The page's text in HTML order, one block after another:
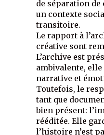
de séparation
un contexte
transitoire.
Le rapport à
créative sont
L’archive est
ambivalente, elle
narrative et
Toutefois, le
tant que
bien présent:
rééditée. Elle
l’histoire n’est